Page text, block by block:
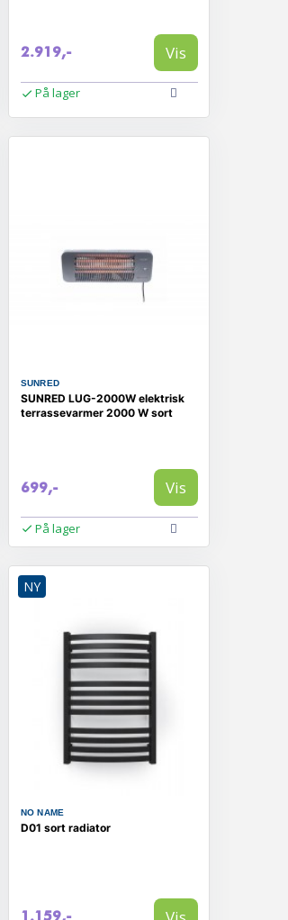
2.919,- Vis
På lager
SUNRED
SUNRED LUG-2000W elektrisk
terrassevarmer 2000 W sort
699,- Vis
På lager
NY
NO NAME
D01 sort radiator
1.159,-